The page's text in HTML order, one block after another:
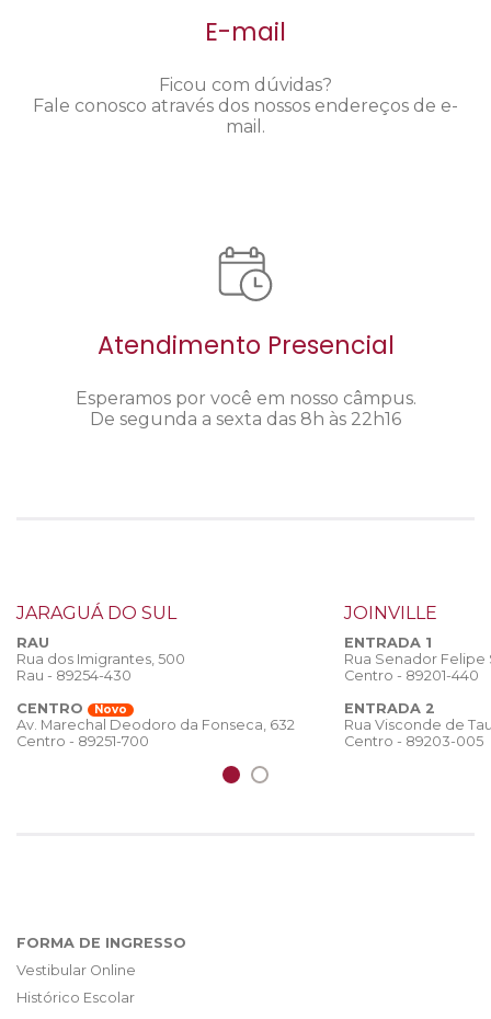
E-mail
Ficou com dúvidas?
Fale conosco através dos nossos endereços de e-
mail.
Atendimento Presencial
Esperamos por você em nosso câmpus.
De segunda a sexta das 8h às 22h16
JARAGUÁ DO SUL
RAU
Rua dos Imigrantes, 500
Rau - 89254-430
CENTRO
Novo
Av. Marechal Deodoro da Fonseca, 632
Centro - 89251-700
JOINVILLE
ENTRADA 1
Rua Senador
Centro - 89201-440
ENTRADA 2
Rua Visconde de
Centro - 89203-005
FORMA DE INGRESSO
Vestibular Online
Histórico Escolar